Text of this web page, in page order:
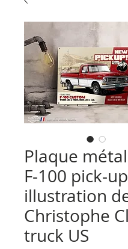
Plaque
F-100 pick-
illustration
Christophe
truck US